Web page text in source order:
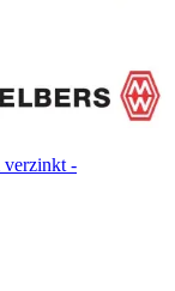
verzinkt -